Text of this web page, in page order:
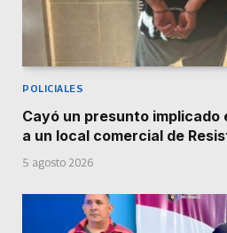
POLICIALES
Cayó un presunto implicado
a un local comercial de
5 agosto 2026